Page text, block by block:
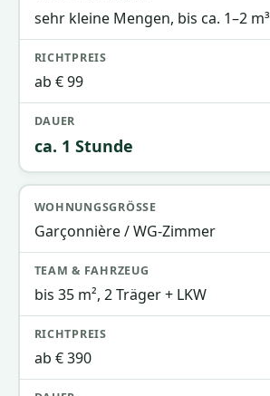
sehr kleine Mengen, bis ca. 1–2 m³
ab € 99
ca. 1 Stunde
Garçonnière / WG-Zimmer
bis 35 m², 2 Träger + LKW
ab € 390